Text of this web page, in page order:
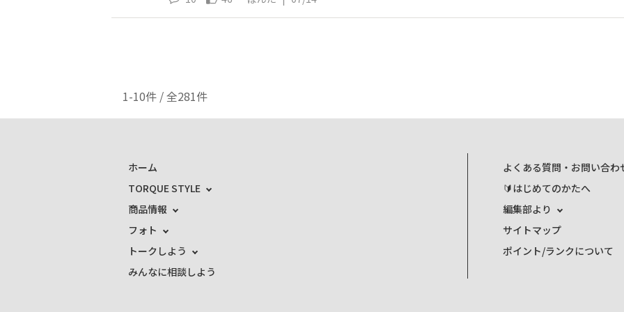
1-10件 / 全281件
ホーム
TORQUE STYLE
商品情報
フォト
トークしよう
みんなに相談しよう
よくある質問・お問い合わ
🔰はじめてのかたへ
編集部より
サイトマップ
ポイント/ランクについて